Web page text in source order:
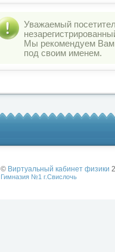
Уважаемый
Мы рекомендуем
под своим именем.
© Виртуальный кабинет физики
Гимназия №1 г.Свислочь